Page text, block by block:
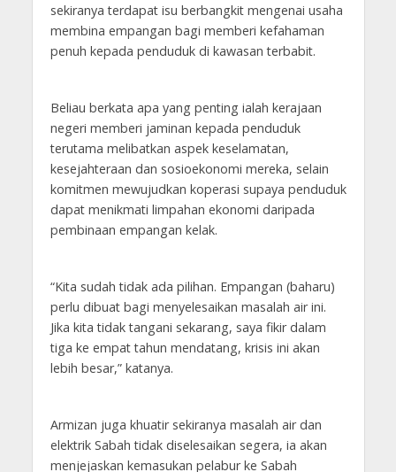
sekiranya terdapat isu berbangkit mengenai usaha
membina empangan bagi memberi kefahaman
penuh kepada penduduk di kawasan terbabit.
Beliau berkata apa yang penting ialah kerajaan
negeri memberi jaminan kepada penduduk
terutama melibatkan aspek keselamatan,
kesejahteraan dan sosioekonomi mereka, selain
komitmen mewujudkan koperasi supaya penduduk
dapat menikmati limpahan ekonomi daripada
pembinaan empangan kelak.
“Kita sudah tidak ada pilihan. Empangan (baharu)
perlu dibuat bagi menyelesaikan masalah air ini.
Jika kita tidak tangani sekarang, saya fikir dalam
tiga ke empat tahun mendatang, krisis ini akan
lebih besar,” katanya.
Armizan juga khuatir sekiranya masalah air dan
elektrik Sabah tidak diselesaikan segera, ia akan
menjejaskan kemasukan pelabur ke Sabah